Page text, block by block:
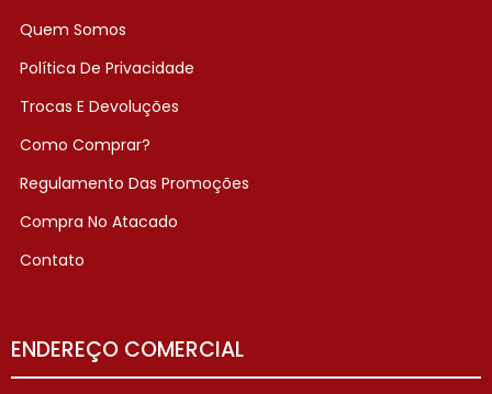
Quem Somos
Política De Privacidade
Trocas E Devoluções
Como Comprar?
Regulamento Das Promoções
Compra No Atacado
Contato
ENDEREÇO COMERCIAL